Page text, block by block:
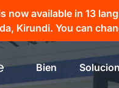
now available in 13
Kirundi. You can
Bien